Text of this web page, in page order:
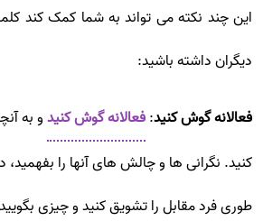
این چند نکته می تواند به شما کمک کند
دیگران داشته باشید:
فعالانه گوش کنید:فعالانه گوش کنیدو به
کنید. نگرانی ها و چالش های آنها را بفهمید،
طوری فرد مقابل را تشویق کنید و چیزی